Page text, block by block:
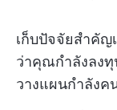
เก็บปัจจัยสำคัญ
ว่าคุณกำลังลงทุ
วางแผนกำลัง